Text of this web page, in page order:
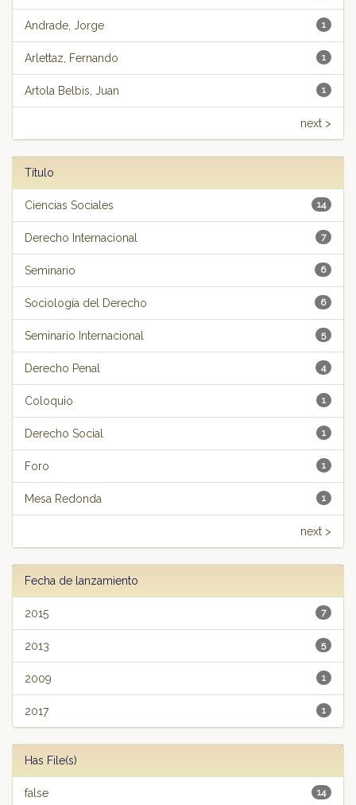
1
Andrade, Jorge
1
Arlettaz, Fernando
1
Artola Belbis, Juan
next >
Título
14
Ciencias Sociales
7
Derecho Internacional
6
Seminario
6
Sociología del Derecho
5
Seminario Internacional
4
Derecho Penal
1
Coloquio
1
Derecho Social
1
Foro
1
Mesa Redonda
next >
Fecha de lanzamiento
7
2015
5
2013
1
2009
1
2017
Has File(s)
14
false